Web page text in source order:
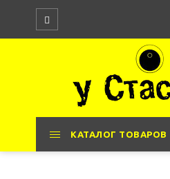
КАТАЛОГ ТОВАРОВ